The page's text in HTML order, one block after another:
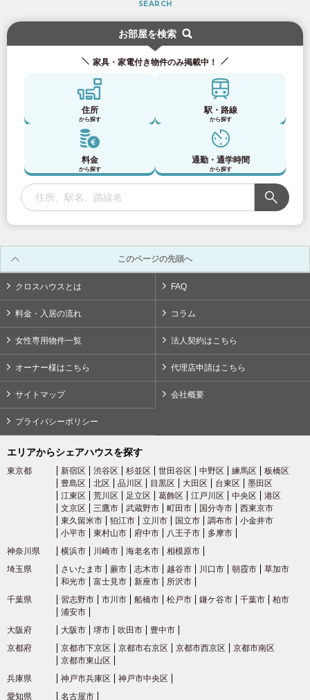
京王相模原線 (3)
京王高尾線 (1)
小田急小田原線
小田急多摩線 (2)
京成電鉄
京成押上線 (3)
京成本線 (47)
京成金町線
京成千葉線 (11)
京成松戸線
京急本線 (65)
京急空港線 (4)
京急大師線 (6)
東武東上線 (69)
東武伊勢崎線 (35)
東武大師線 (11)
SEARCH
お部屋を検索
家具・家電付き物件のみ掲載中！
住所
から探す
駅・路線
から探す
料金
から探す
通勤・通学時間
から探す
このページの先頭へ
クロスハウスとは FAQ
料金・入居の流れ コラム
女性専用物件一覧 法人契約はこちら
オーナー様はこちら 代理店申請はこちら
サイトマップ 会社概要
プライバシーポリシー
エリアからシェアハウスを探す
東京都 新宿区 渋谷区 杉並区 世田谷区 中野区 練馬区
板橋区
豊島区
北区 品川区 目黒区 大田区 台東区
墨田区
江東区
荒川区 足立区 葛飾区 江戸川区 中央区
港区
文京区
三鷹市 武蔵野市 町田市 国分寺市
西東京市
東久留米市
狛江市 立川市 国立市 調布市
小金井市
小平市
東村山市 府中市 八王子市
多摩市
神奈川県
横浜市 川崎市 海老名市
相模原市
埼玉県
さいたま市 蕨市 志木市 越谷市 川口市 朝霞市
草加市
和光市
富士見市 新座市
所沢市
千葉県
習志野市 市川市 船橋市 松戸市 鎌ケ谷市 千葉市
柏市
浦安市
大阪府
大阪市 堺市 吹田市
豊中市
京都府
京都市下京区 京都市右京区 京都市西京区
京都市南区
京都市東山区
兵庫県
神戸市兵庫区
神戸市中央区
愛知県
名古屋市